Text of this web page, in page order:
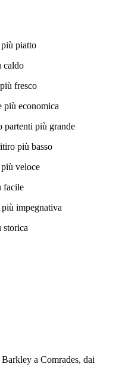
piatto
caldo
fresco
più economica
partenti più grande
più basso
veloce
facile
impegnativa
storica
a Comrades, dai